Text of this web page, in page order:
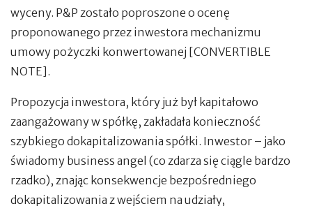
wyceny. P&P zostało poproszone o ocenę
proponowanego przez inwestora mechanizmu
umowy pożyczki konwertowanej [CONVERTIBLE
NOTE].
Propozycja inwestora, który już był kapitałowo
zaangażowany w spółkę, zakładała konieczność
szybkiego dokapitalizowania spółki. Inwestor – jako
świadomy business angel (co zdarza się ciągle bardzo
rzadko), znając konsekwencje bezpośredniego
dokapitalizowania z wejściem na udziały,